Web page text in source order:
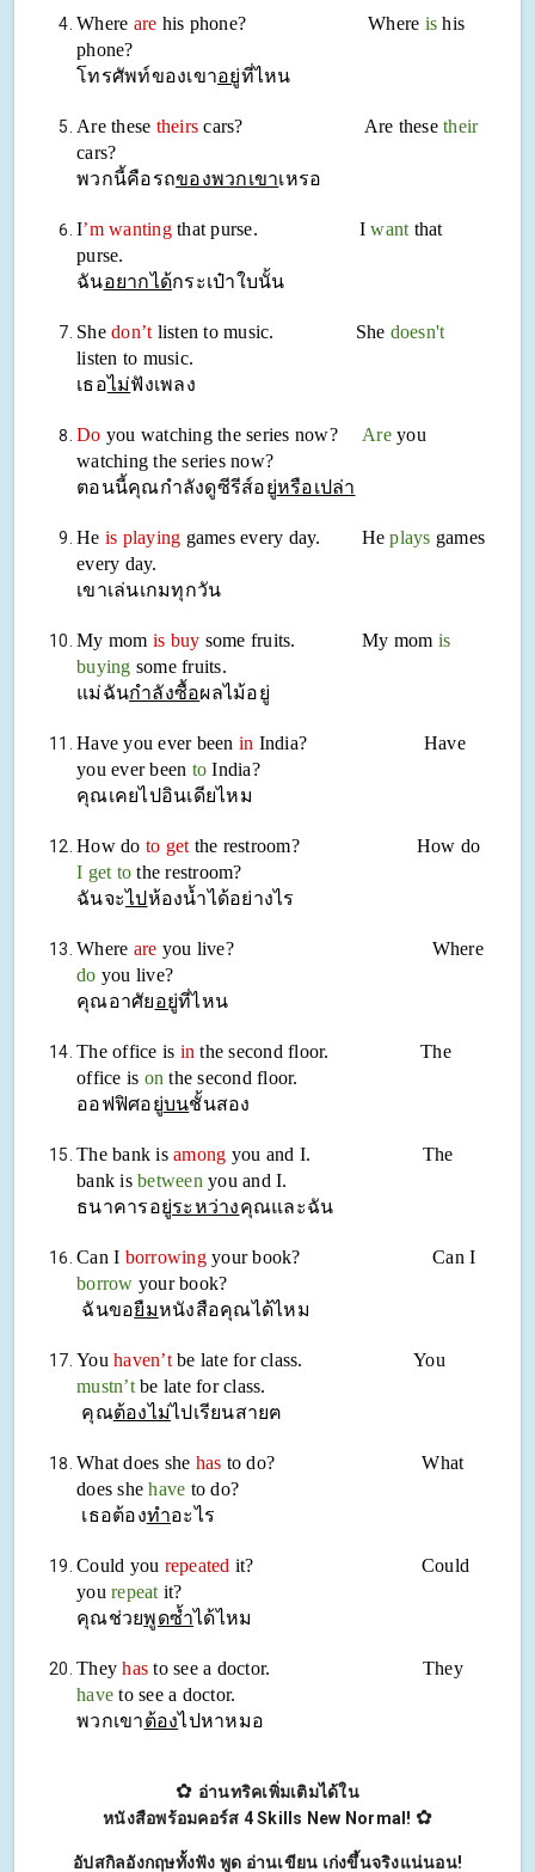
Where are his phone? Where ishis
phone?
โทรศัพท์ของเขาอยู่ที่ไหน
Are these theirscars? Are these their
cars?
พวกนี้คือรถของพวกเขาเหรอ
I’m wantingthat purse. Iwant that
purse.
ฉันอยากได้กระเป๋าใบนั้น
She don’t listen to music. She doesn't
listen to music.
เธอไม่ฟังเพลง
Do you watching the series now? Are you
watching the series now?
ตอนนี้คุณกำลังดูซีรีส์อยู่หรือเปล่า
He is playing games every day. Heplays games
every day.
เขาเล่นเกมทุกวัน
My mom is buy some fruits. My mom is
buying some fruits.
แม่ฉันกำลังซื้อผลไม้อยู่
Have you ever been in India? Have
you ever been toIndia?
คุณเคยไปอินเดียไหม
How do to get the restroom? How do
I get to the restroom?
ฉันจะไปห้องน้ำได้อย่างไร
Where are you live? Where
do you live?
คุณอาศัยอยู่ที่ไหน
The office is inthe second floor. The
office is onthe second floor.
ออฟฟิศอยู่บนชั้นสอง
The bank is among you and I. The
bank is between you and I.
ธนาคารอยู่ระหว่างคุณและฉัน
Can I borrowing your book? Can I
borrow your book?
ฉันขอยืมหนังสือคุณได้ไหม
You haven’tbe late for class. You
mustn’tbe late for class.
คุณต้องไม่ไปเรียนสายฅ
What does she has to do? What
does shehave to do?
เธอต้องทำอะไร
Could you repeated it? Could
you repeat it?
คุณช่วยพูดซ้ำได้ไหม
Theyhasto see a doctor. They
haveto see a doctor.
พวกเขาต้องไปหาหมอ
✿ อ่านทริคเพิ่มเติมได้ใน
หนังสือพร้อมคอร์ส 4 Skills New Normal! ✿
อัปสกิลอังกฤษทั้งฟัง พูด อ่านเขียน เก่งขึ้นจริงแน่นอน!